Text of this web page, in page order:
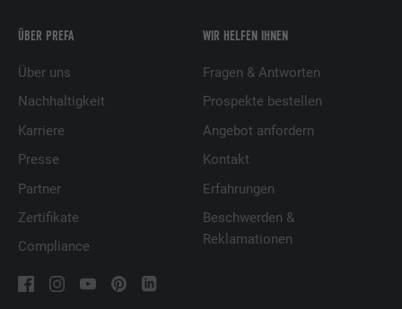
ÜBER PREFA
Über uns
Nachhaltigkeit
Karriere
Presse
Partner
Zertifikate
Compliance
WIR HELFEN IHNEN
Fragen & Antworten
Prospekte bestellen
Angebot anfordern
Kontakt
Erfahrungen
Beschwerden &
Reklamationen